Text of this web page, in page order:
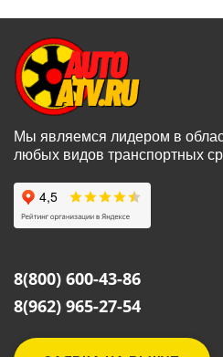
Мы являемся лидером в
любых видов транспортных
8(800) 600-43-86
8(962) 965-27-54